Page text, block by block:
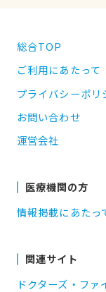
総合TOP
ご利用にあたって
プライバシーポリ
お問い合わせ
運営会社
医療機関の方
情報掲載にあたっ
関連サイト
ドクターズ・ファ